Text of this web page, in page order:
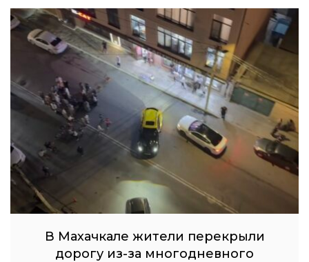
В Махачкале жители перекрыли
дорогу из-за многодневного